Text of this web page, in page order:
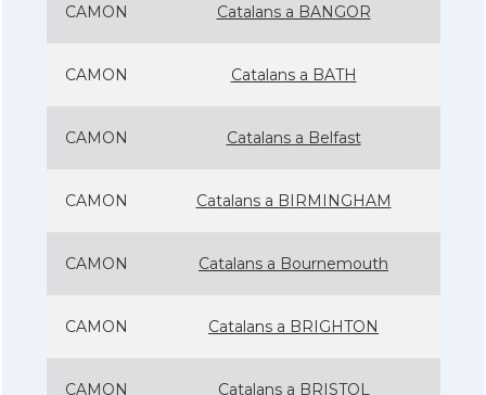
CAMON Catalans a BANGOR
CAMON Catalans a BATH
CAMON Catalans a Belfast
CAMON Catalans a BIRMINGHAM
CAMON Catalans a Bournemouth
CAMON Catalans a BRIGHTON
CAMON Catalans a BRISTOL